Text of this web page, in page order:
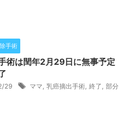
手術
術は閏年2月29日に無事予定
29 ママ 乳癌摘出手術 終了
部分